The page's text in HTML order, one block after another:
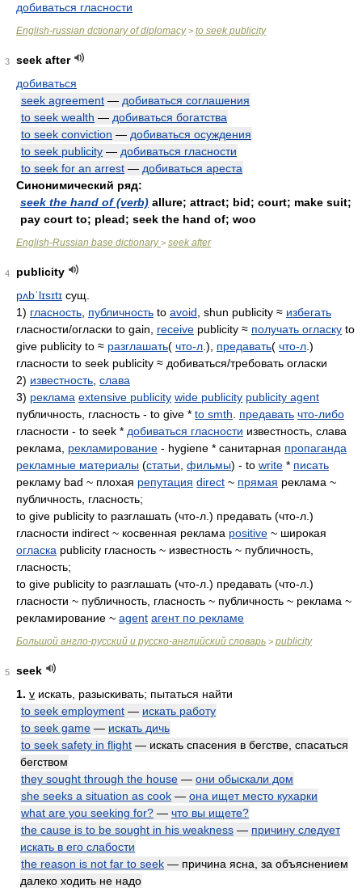
добиваться гласности
English-russian dctionary of diplomacy> to seek publicity
3
seek after
добиваться
seek agreement — добиваться соглашения
to seek wealth — добиваться богатства
to seek conviction — добиваться осуждения
to seek publicity — добиваться гласности
to seek for an arrest — добиваться ареста
Синонимический ряд:
seek the hand of (verb) allure; attract; bid; court; make suit;
pay court to; plead; seek the hand of; woo
English-Russian base dictionary> seek after
4
publicity
pʌbˈlɪsɪtɪ сущ.
1) гласность публичность to avoid , shun publicity ≈ избегать
гласности/огласки to gain, receive publicity ≈ получать огласку to
give publicity to ≈ разглашать( что-л .), предавать( что-л .)
гласности to seek publicity ≈ добиваться/требовать огласки
2) известность слава
3) реклама extensive publicity wide publicity publicity agent
публичность, гласность - to give * to smth предавать что-либо
гласности - to seek * добиваться гласности известность, слава
реклама, рекламирование - hygiene * санитарная пропаганда
рекламные материалы (статьи фильмы) - to write * писать
рекламу bad ~ плохая репутация direct ~ прямая реклама ~
публичность, гласность;
to give publicity to разглашать (что-л.) предавать (что-л.)
гласности indirect ~ косвенная реклама positive ~ широкая
огласка publicity гласность ~ известность ~ публичность,
гласность;
to give publicity to разглашать (что-л.) предавать (что-л.)
гласности ~ публичность, гласность ~ публичность ~ реклама ~
рекламирование ~ agent агент по рекламе
Большой англо-русский и русско-английский словарь > publicity
5
seek
1. v искать, разыскивать; пытаться найти
to seek employment — искать работу
to seek game — искать дичь
to seek safety in flight — искать спасения в бегстве, спасаться
бегством
they sought through the house — они обыскали дом
she seeks a situation as cook — она ищет место кухарки
what are you seeking for? — что вы ищете?
the cause is to be sought in his weakness — причину следует
искать в его слабости
the reason is not far to seek — причина ясна, за объяснением
далеко ходить не надо